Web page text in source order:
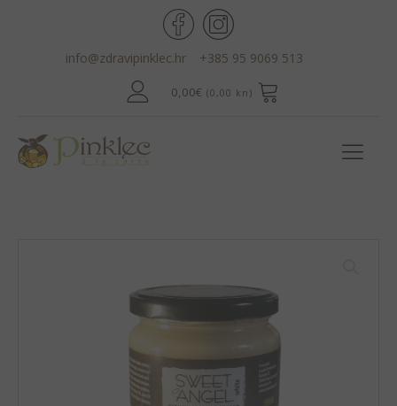
info@zdravipinklec.hr +385 95 9069 513
0,00€ (0,00 kn)